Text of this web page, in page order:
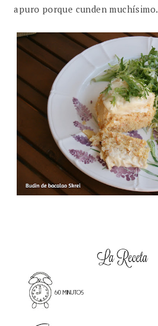
apuro porque cunden muchísimo.